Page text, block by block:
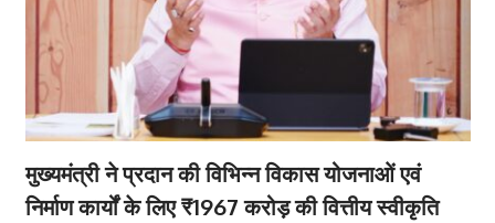
मुख्यमंत्री ने प्रदान की विभिन्न विकास योजनाओं एवं
निर्माण कार्यों के लिए ₹1967 करोड़ की वित्तीय स्वीकृति